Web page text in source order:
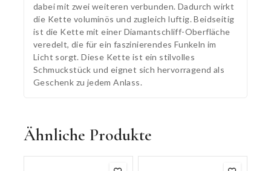
dabei mit zwei weiteren verbunden. Dadurch wirkt
die Kette voluminös und zugleich luftig. Beidseitig
ist die Kette mit einer Diamantschliff-Oberfläche
veredelt, die für ein faszinierendes Funkeln im
Licht sorgt. Diese Kette ist ein stilvolles
Schmuckstück und eignet sich hervorragend als
Geschenk zu jedem Anlass.
Ähnliche Produkte